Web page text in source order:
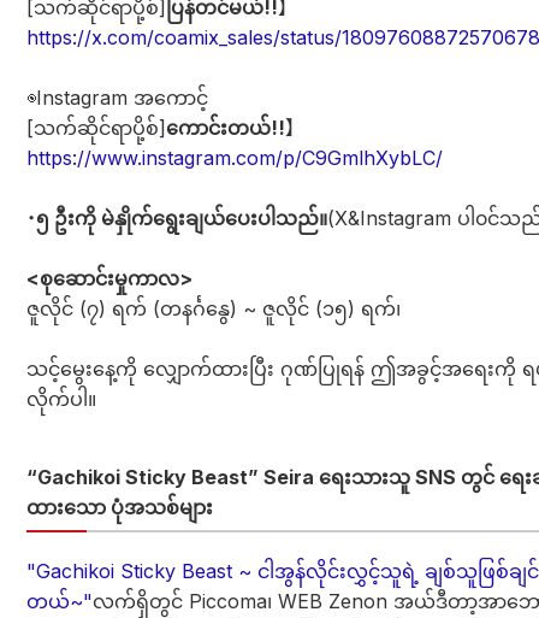
[သက်ဆိုင်ရာပို့စ်] ပြန်တင်မယ်!!】
https://x.com/coamix_sales/status/
◉Instagram အကောင့်
[သက်ဆိုင်ရာပို့စ်]ကောင်းတယ်!!】
https://www.instagram.com/p/C9GmlhXybLC/
・၅ ဦးကို မဲနှိုက်ရွေးချယ်ပေးပါသည်။(X&Instagram ပါ၀င်သ
<စုဆောင်းမှုကာလ>
ဇူလိုင် (၇) ရက် (တနင်္ဂနွေ) ~ ဇူလိုင် (၁၅) ရက်၊
သင့်မွေးနေ့ကို လျှောက်ထားပြီး ဂုဏ်ပြုရန် ဤအခွင့်အရေးကို
လိုက်ပါ။
“Gachikoi Sticky Beast” Seira ရေးသားသူ SNS တွင် ရေ
ထားသော ပုံအသစ်များ
"Gachikoi Sticky Beast ~ ငါအွန်လိုင်းလွှင့်သူရဲ့ ချစ်သူဖြစ်ချင်
တယ်~"လက်ရှိတွင် Piccoma၊ WEB Zenon အယ်ဒီတာ့အာဘ